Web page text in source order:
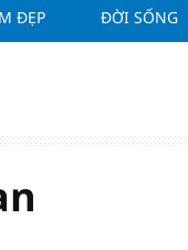
ĐẸP ĐỜI SỐNG